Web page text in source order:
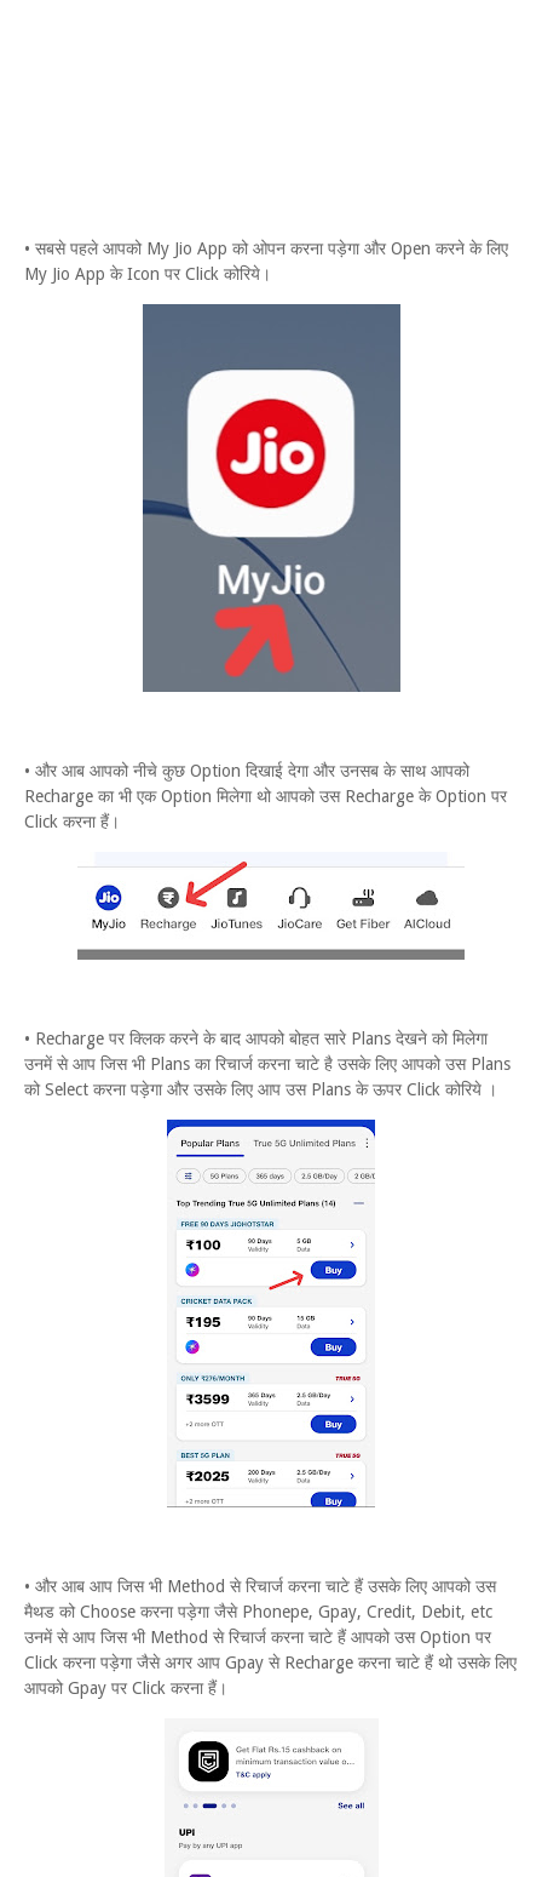
• सबसे पहले आपको My Jio App को ओपन करना पड़ेगा और Open करने के लिए
My Jio App के Icon पर Click कोरिये।
• और आब आपको नीचे कुछ Option दिखाई देगा और उनसब के साथ आपको
Recharge का भी एक Option मिलेगा थो आपको उस Recharge के Option पर
Click करना हैं।
• Recharge पर क्लिक करने के बाद आपको बोहत सारे Plans देखने को मिलेगा
उनमें से आप जिस भी Plans का रिचार्ज करना चाटे है उसके लिए आपको उस Plans
को Select करना पड़ेगा और उसके लिए आप उस Plans के ऊपर Click कोरिये ।
• और आब आप जिस भी Method से रिचार्ज करना चाटे हैं उसके लिए आपको उस
मैथड को Choose करना पड़ेगा जैसे Phonepe, Gpay, Credit, Debit, etc
उनमें से आप जिस भी Method से रिचार्ज करना चाटे हैं आपको उस Option पर
Click करना पड़ेगा जैसे अगर आप Gpay से Recharge करना चाटे हैं थो उसके लिए
आपको Gpay पर Click करना हैं।